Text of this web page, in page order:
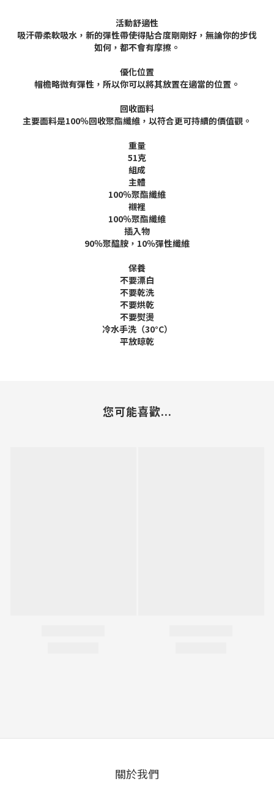
活動舒適性
吸汗帶柔軟吸水，新的彈性帶使得貼合度剛剛好，無論你的步伐
如何，都不會有摩擦。
優化位置
帽檐略微有彈性，所以你可以將其放置在適當的位置。
回收面料
主要面料是100％回收聚酯纖維，以符合更可持續的價值觀。
重量
51克
組成
主體
100％聚酯纖維
襯裡
100％聚酯纖維
插入物
90％聚醯胺，10％彈性纖維
保養
不要漂白
不要乾洗
不要烘乾
不要熨燙
冷水手洗（30°C）
平放晾乾
您可能喜歡...
關於我們